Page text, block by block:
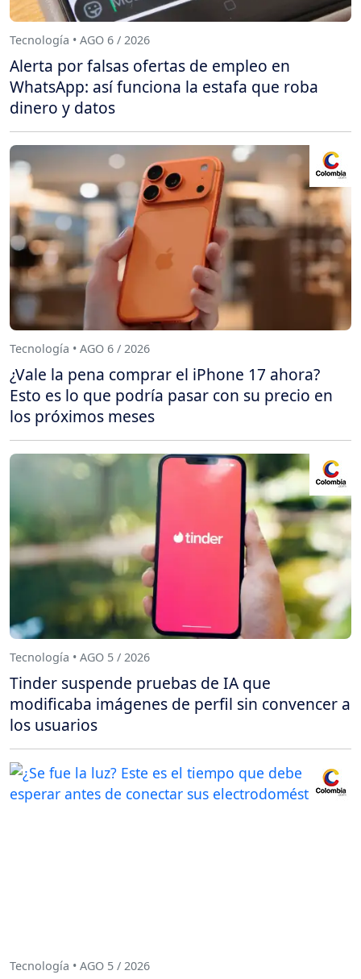
Tecnología • AGO 6 / 2026
Alerta por falsas ofertas de empleo en
WhatsApp: así funciona la estafa que roba
dinero y datos
Tecnología • AGO 6 / 2026
¿Vale la pena comprar el iPhone 17 ahora?
Esto es lo que podría pasar con su precio en
los próximos meses
Tecnología • AGO 5 / 2026
Tinder suspende pruebas de IA que
modificaba imágenes de perfil sin convencer a
los usuarios
Tecnología • AGO 5 / 2026